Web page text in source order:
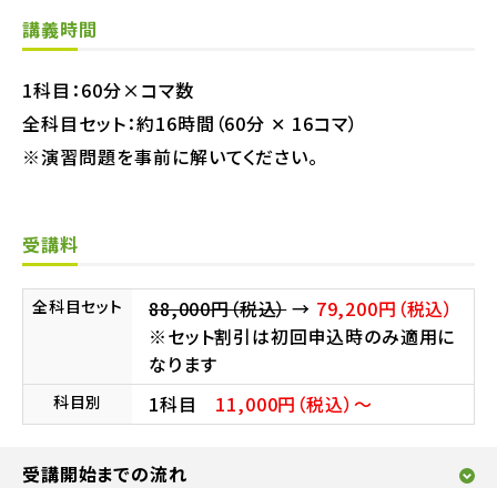
講義時間
1科目：60分×コマ数
全科目セット：約16時間（60分 ✕ 16コマ）
※演習問題を事前に解いてください。
受講料
全科目セット 88,000円（税込）→ 79,200円（税込）
※セット割引は初回申込時のみ適用に
なります
科目別 1科目 11,000円（税込）〜
受講開始までの流れ